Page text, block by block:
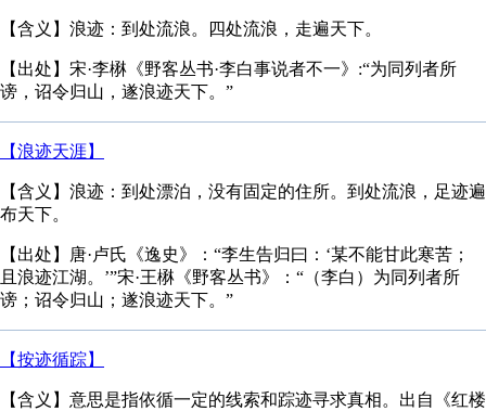
【含义】浪迹：到处流浪。四处流浪，走遍天下。
【出处】宋·李楙《野客丛书·李白事说者不一》:“为同列者所
谤，诏令归山，遂浪迹天下。”
【浪迹天涯】
【含义】浪迹：到处漂泊，没有固定的住所。到处流浪，足迹遍
布天下。
【出处】唐·卢氏《逸史》：“李生告归曰：‘某不能甘此寒苦；
且浪迹江湖。’”宋·王楙《野客丛书》：“（李白）为同列者所
谤；诏令归山；遂浪迹天下。”
【按迹循踪】
【含义】意思是指依循一定的线索和踪迹寻求真相。出自《红楼